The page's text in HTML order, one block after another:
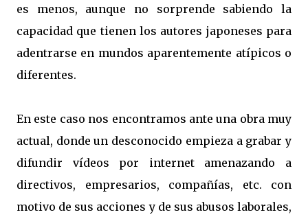
es menos, aunque no sorprende sabiendo la
capacidad que tienen los autores japoneses para
adentrarse en mundos aparentemente atípicos o
diferentes.
En este caso nos encontramos ante una obra muy
actual, donde un desconocido empieza a grabar y
difundir vídeos por internet amenazando a
directivos, empresarios, compañías, etc. con
motivo de sus acciones y de sus abusos laborales,